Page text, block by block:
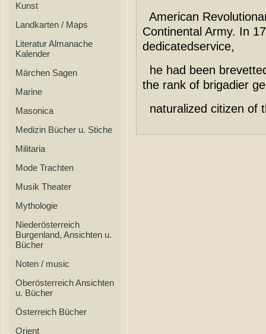
Kunst
Landkarten / Maps
Literatur Almanache
Kalender
Märchen Sagen
Marine
Masonica
Medizin Bücher u. Stiche
Militaria
Mode Trachten
Musik Theater
Mythologie
Niederösterreich
Burgenland, Ansichten u.
Bücher
Noten / music
Oberösterreich Ansichten
u. Bücher
Österreich Bücher
Orient
American
Continental Army. In
dedicatedservice,
he had been
the rank of brigadier
naturalized citizen of